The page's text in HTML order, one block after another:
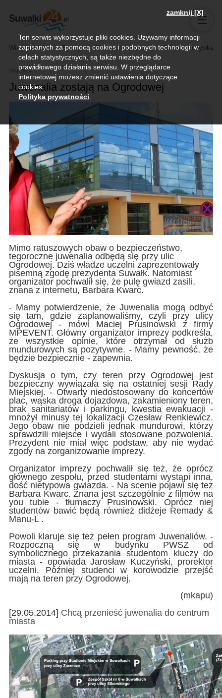
Wiadomości Sport Biznes, rolnictwo Kultura i rozrywka
18.06.2014
Juwenalia zostają na Ogrodowej
Mimo ratuszowych obaw o bezpieczeństwo,
tegoroczne juwenalia odbędą się przy ulic
Ogrodowej. Dziś władze uczelni zaprezentowały
pisemną zgodę prezydenta Suwałk. Natomiast
organizator pochwalił się, że pulę gwiazd zasili,
znana z internetu, Barbara Kwarc.
- Mamy potwierdzenie, że Juwenalia mogą odbyć
się tam, gdzie zaplanowaliśmy, czyli przy ulicy
Ogrodowej - mówi Maciej Prusinowski z firmy
MPEVENT. Główny organizator imprezy podkreśla,
że wszystkie opinie, które otrzymał od służb
mundurowych są pozytywne. - Mamy pewność, że
będzie bezpiecznie - zapewnia.
Dyskusja o tym, czy teren przy Ogrodowej jest
bezpieczny wywiązała się na ostatniej sesji Rady
Miejskiej. - Otwarty niedostosowany do koncertów
plac, wąska droga dojazdowa, zakamieniony teren,
brak sanitariatów i parkingu, kwestia ewakuacji -
mnożył minusy tej lokalizacji Czesław Renkiewicz.
Jego obaw nie podzieli jednak mundurowi, którzy
sprawdzili miejsce i wydali stosowane pozwolenia.
Prezydent nie miał więc podstaw, aby nie wydać
zgody na zorganizowanie imprezy.
Organizator imprezy pochwalił się też, że oprócz
głównego zespołu, przed studentami wystąpi inna,
dość nietypowa gwiazda. - Na scenie pojawi się też
Barbara Kwarc. Znana jest szczególnie z filmów na
you tubie - tłumaczy Prusinowski. Oprócz niej
studentów bawić będą również didżeje Remady &
Manu-L .
Powoli klaruje się też pełen program Juwenaliów. -
Rozpoczną się w budynku PWSZ od
symbolicznego przekazania studentom kluczy do
miasta - opowiada Jarosław Kuczyński, prorektor
uczelni. Później studenci w korowodzie przejść
mają na teren przy Ogrodowej.
(mkapu)
[29.05.2014] Chcą przenieść juwenalia do centrum
miasta
zamknij [X]
Ten serwis wykorzystuje pliki cookies. Używamy informacji
zapisanych za pomocą cookies i podobnych technologii w
celach statystycznych, są także niezbędne do
prawidłowego działania serwisu. W przeglądarce
internetowej możesz zmienić ustawienia dotyczące
cookies.
Polityka prywatności